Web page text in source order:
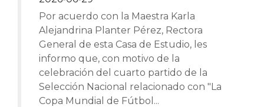
Por acuerdo con la Maestra Karla
Alejandrina Planter Pérez, Rectora
General de esta Casa de Estudio, les
informo que, con motivo de la
celebración del cuarto partido de la
Selección Nacional relacionado con "La
Copa Mundial de Fútbol...